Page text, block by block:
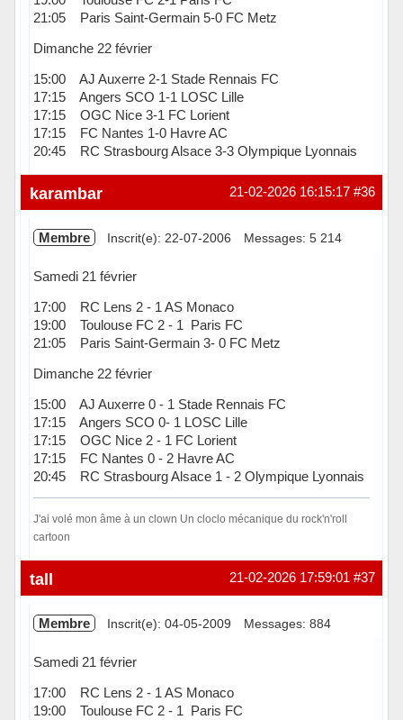
21:05 Paris Saint-Germain 5-0 FC Metz
Dimanche 22 février
15:00 AJ Auxerre 2-1 Stade Rennais FC
17:15 Angers SCO 1-1 LOSC Lille
17:15 OGC Nice 3-1 FC Lorient
17:15 FC Nantes 1-0 Havre AC
20:45 RC Strasbourg Alsace 3-3 Olympique Lyonnais
Hors ligne #36
21-02-2026 16:15:17
karambar
Membre Inscrit(e): 22-07-2006 Messages: 5 214
Samedi 21 février
17:00 RC Lens 2 - 1 AS Monaco
19:00 Toulouse FC 2 - 1 Paris FC
21:05 Paris Saint-Germain 3- 0 FC Metz
Dimanche 22 février
15:00 AJ Auxerre 0 - 1 Stade Rennais FC
17:15 Angers SCO 0- 1 LOSC Lille
17:15 OGC Nice 2 - 1 FC Lorient
17:15 FC Nantes 0 - 2 Havre AC
20:45 RC Strasbourg Alsace 1 - 2 Olympique Lyonnais
J'ai volé mon âme à un clown Un cloclo mécanique du rock'n'roll
cartoon
Hors ligne #37
21-02-2026 17:59:01
tall
Membre Inscrit(e): 04-05-2009 Messages: 884
Samedi 21 février
17:00 RC Lens 2 - 1 AS Monaco
19:00 Toulouse FC 2 - 1 Paris FC